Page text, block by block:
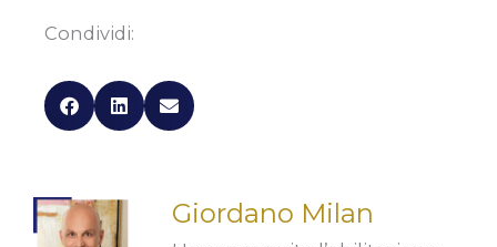
Condividi:
Giordano Milan